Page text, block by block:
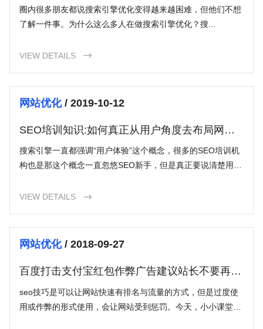
圈内很多朋友都说搜索引擎优化变得越来越困难，但他们不想
了解一件事。为什么这么多人在做搜索引擎优化？搜...
VIEW DETAILS 
网站优化/ 2019-10-12
SEO培训知识:如何真正从用户角度去布局网站
内容？
搜索引擎一直都强调“用户体验”这个概念，很多的SEO培训机
构也是那这个概念一直忽悠SEO新手，但是真正要说清楚用户
人可
VIEW DETAILS 
网站优化/ 2018-09-27
百度打击支付宝红包作弊广告建议站长不要再使
用所谓的
seo技巧是可以让网站快速有排名与流量的方式，但是过度使
用或作弊的形式使用，会让网站受到惩罚。今天，小小课堂网